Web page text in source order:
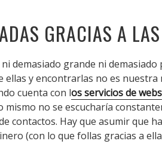
GRACIAS A
demasiado grande ni
ellas y encontrarlas no es
cuenta con los servicios de webs
no se escucharía
contactos. Hay que asumir que
(con lo que follas gracias a